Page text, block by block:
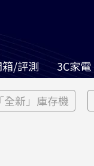
箱/評測 3C家電
「全新」庫存機